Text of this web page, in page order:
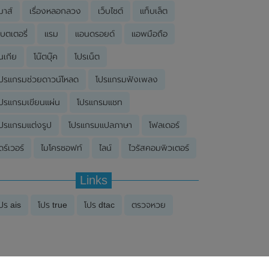
าส์ เรื่องหลอกลวง เว็บไซต์ แท็บเล็ต
ตเตอรี่ แรม แอนดรอยด์ แอพมือถือ
เกีย โน๊ตบุ๊ค โปรเน็ต
รแกรมช่วยดาวน์โหลด โปรแกรมฟังเพลง
รแกรมเขียนแผ่น โปรแกรมแชท
รแกรมแต่งรูป โปรแกรมแปลภาษา โฟลเดอร์
ร์เวอร์ ไมโครซอฟท์ ไลน์ ไวรัสคอมพิวเตอร์
Links
ร ais โปร true โปร dtac ตรวจหวย